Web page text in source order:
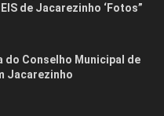
de Jacarezinho ‘Fotos”
do Conselho Municipal de
Jacarezinho